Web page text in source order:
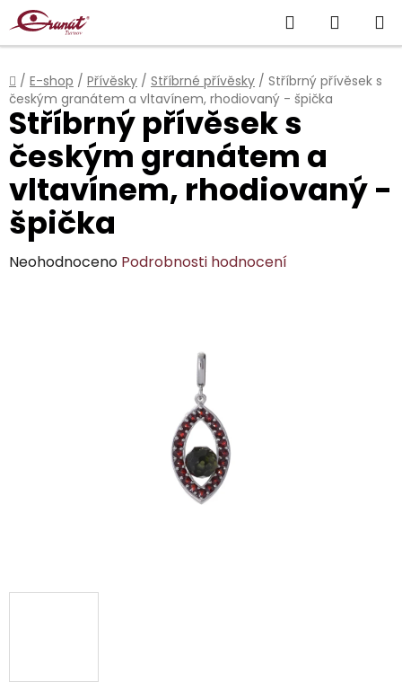
Přejít
na
obsah
Hledat
KOŠÍK
Domů
/ E-shop / Přívěsky / Stříbrné přívěsky / Stříbrný přívěsek s
českým granátem a vltavínem, rhodiovaný - špička
Stříbrný přívěsek s
českým granátem a
vltavínem, rhodiovaný -
špička
Průměrné
Neohodnoceno Podrobnosti hodnocení